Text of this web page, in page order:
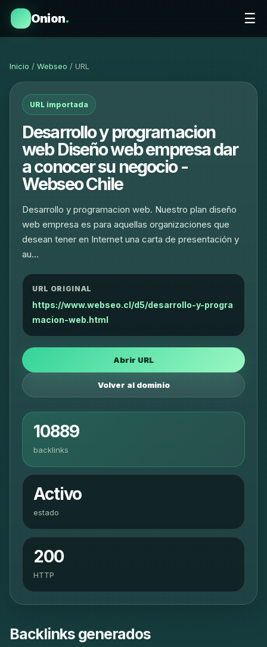
Onion. ☰
Inicio / Webseo / URL
URL importada
Desarrollo y programacion
web Diseño web empresa dar
a conocer su negocio -
Webseo Chile
Desarrollo y programacion web. Nuestro plan diseño
web empresa es para aquellas organizaciones que
desean tener en Internet una carta de presentación y
au…
URL ORIGINAL
https://www.webseo.cl/d5/desarrollo-y-progra
macion-web.html
Abrir URL
Volver al dominio
10889
backlinks
Activo
estado
200
HTTP
Backlinks generados